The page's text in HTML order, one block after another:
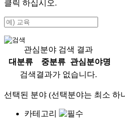
클릭 하십시오.
관심분야 검색 결과
대분류
중분류
관심분야명
검색결과가 없습니다.
선택된 분야 (선택분야는 최소 하
카테고리